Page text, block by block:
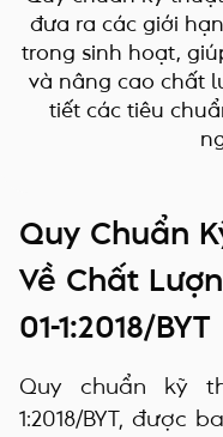
đưa ra các giới
trong sinh hoạt,
và nâng cao chất
tiết các tiêu
Quy Chuẩn
Về Chất
01-1:2018/BYT
Quy chuẩn kỹ
1:2018/BYT, được